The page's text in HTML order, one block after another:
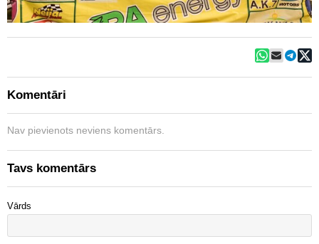
Komentāri
Nav pievienots neviens komentārs.
Tavs komentārs
Vārds